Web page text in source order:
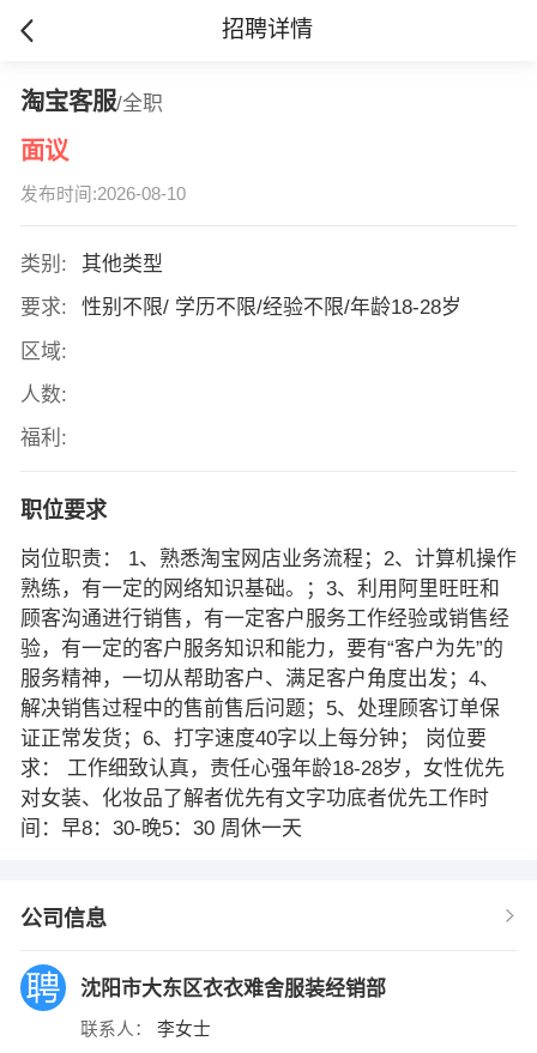
招聘详情
淘宝客服/全职
面议
发布时间:2026-08-10
类别:
其他类型
要求:
性别不限/ 学历不限/经验不限/年龄18-28岁
区域:
人数:
福利:
职位要求
岗位职责： 1、熟悉淘宝网店业务流程；2、计算机操作
熟练，有一定的网络知识基础。；3、利用阿里旺旺和
顾客沟通进行销售，有一定客户服务工作经验或销售经
验，有一定的客户服务知识和能力，要有“客户为先”的
服务精神，一切从帮助客户、满足客户角度出发；4、
解决销售过程中的售前售后问题；5、处理顾客订单保
证正常发货；6、打字速度40字以上每分钟； 岗位要
求： 工作细致认真，责任心强年龄18-28岁，女性优先
对女装、化妆品了解者优先有文字功底者优先工作时
间：早8：30-晚5：30 周休一天
公司信息
沈阳市大东区衣衣难舍服装经销部
联系人： 李女士